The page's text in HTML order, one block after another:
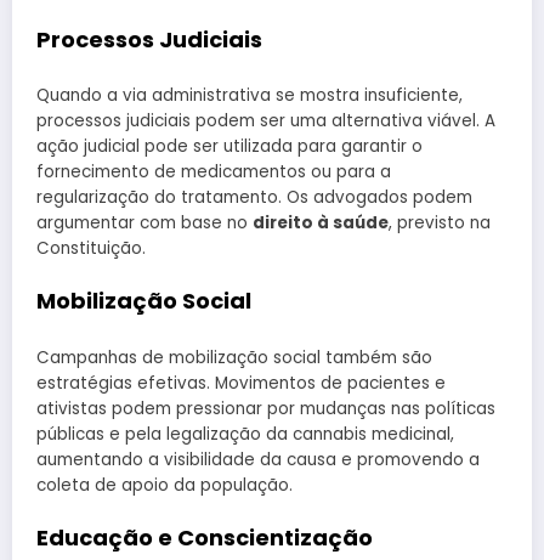
Processos Judiciais
Quando a via administrativa se mostra insuficiente,
processos judiciais podem ser uma alternativa viável. A
ação judicial pode ser utilizada para garantir o
fornecimento de medicamentos ou para a
regularização do tratamento. Os advogados podem
argumentar com base no direito à saúde, previsto na
Constituição.
Mobilização Social
Campanhas de mobilização social também são
estratégias efetivas. Movimentos de pacientes e
ativistas podem pressionar por mudanças nas políticas
públicas e pela legalização da cannabis medicinal,
aumentando a visibilidade da causa e promovendo a
coleta de apoio da população.
Educação e Conscientização